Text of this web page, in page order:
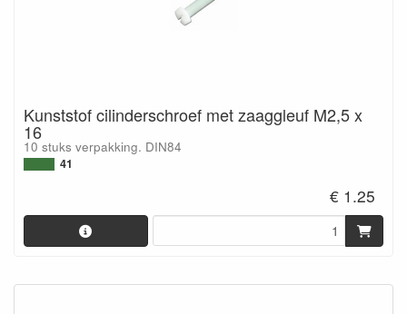
Kunststof cilinderschroef met zaaggleuf M2,5 x
16
10 stuks verpakking. DIN84
41
€ 1.25